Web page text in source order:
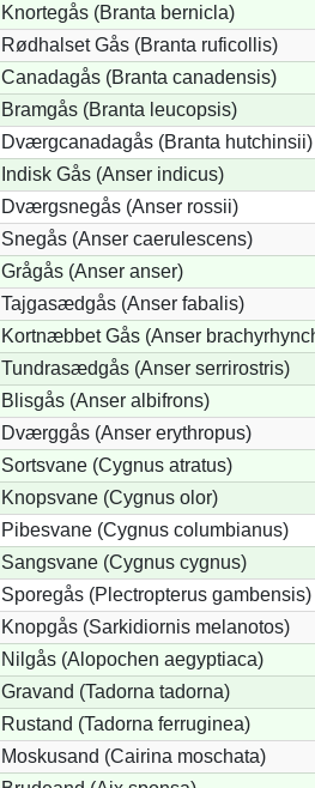
Knortegås (Branta bernicla)
Rødhalset Gås (Branta ruficollis)
Canadagås (Branta canadensis)
Bramgås (Branta leucopsis)
Dværgcanadagås (Branta hutchinsii)
Indisk Gås (Anser indicus)
Dværgsnegås (Anser rossii)
Snegås (Anser caerulescens)
Grågås (Anser anser)
Tajgasædgås (Anser fabalis)
Kortnæbbet Gås (Anser
Tundrasædgås (Anser serrirostris)
Blisgås (Anser albifrons)
Dværggås (Anser erythropus)
Sortsvane (Cygnus atratus)
Knopsvane (Cygnus olor)
Pibesvane (Cygnus columbianus)
Sangsvane (Cygnus cygnus)
Sporegås (Plectropterus gambensis)
Knopgås (Sarkidiornis melanotos)
Nilgås (Alopochen aegyptiaca)
Gravand (Tadorna tadorna)
Rustand (Tadorna ferruginea)
Moskusand (Cairina moschata)